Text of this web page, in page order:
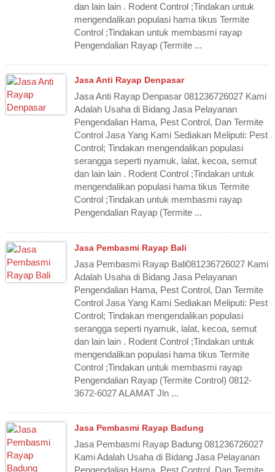
dan lain lain . Rodent Control ;Tindakan untuk
mengendalikan populasi hama tikus Termite
Control ;Tindakan untuk membasmi rayap
Pengendalian Rayap (Termite ...
Jasa Anti Rayap Denpasar
Jasa Anti Rayap Denpasar 081236726027 Kami
Adalah Usaha di Bidang Jasa Pelayanan
Pengendalian Hama, Pest Control, Dan Termite
Control Jasa Yang Kami Sediakan Meliputi: Pest
Control; Tindakan mengendalikan populasi
serangga seperti nyamuk, lalat, kecoa, semut
dan lain lain . Rodent Control ;Tindakan untuk
mengendalikan populasi hama tikus Termite
Control ;Tindakan untuk membasmi rayap
Pengendalian Rayap (Termite ...
Jasa Pembasmi Rayap Bali
Jasa Pembasmi Rayap Bali081236726027 Kami
Adalah Usaha di Bidang Jasa Pelayanan
Pengendalian Hama, Pest Control, Dan Termite
Control Jasa Yang Kami Sediakan Meliputi: Pest
Control; Tindakan mengendalikan populasi
serangga seperti nyamuk, lalat, kecoa, semut
dan lain lain . Rodent Control ;Tindakan untuk
mengendalikan populasi hama tikus Termite
Control ;Tindakan untuk membasmi rayap
Pengendalian Rayap (Termite Control) 0812-
3672-6027 ALAMAT Jln ...
Jasa Pembasmi Rayap Badung
Jasa Pembasmi Rayap Badung 081236726027
Kami Adalah Usaha di Bidang Jasa Pelayanan
Pengendalian Hama, Pest Control, Dan Termite